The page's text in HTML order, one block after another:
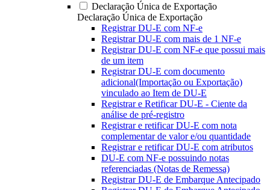
Declaração Única de Exportação
Declaração Única de Exportação
Registrar DU-E com NF-e
Registrar DU-E com mais de 1 NF-e
Registrar DU-E com NF-e que possui mais
de um item
Registrar DU-E com documento
adicional(Importação ou Exportação)
vinculado ao Item de DU-E
Registrar e Retificar DU-E - Ciente da
análise de pré-registro
Registrar e retificar DU-E com nota
complementar de valor e/ou quantidade
Registrar e retificar DU-E com atributos
DU-E com NF-e possuindo notas
referenciadas (Notas de Remessa)
Registrar DU-E de Embarque Antecipado